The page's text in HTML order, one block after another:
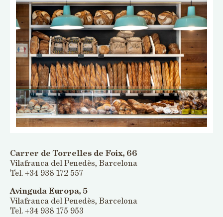
Carrer de Torrelles de Foix, 66
Vilafranca del Penedès, Barcelona
Tel. +34 938 172 557
Avinguda Europa, 5
Vilafranca del Penedès, Barcelona
Tel. +34 938 175 953